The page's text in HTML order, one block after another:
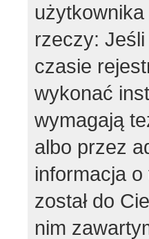
użytkownika
rzeczy: Jeśli
czasie
wykonać
wymagają
albo przez
informacja
został do
nim